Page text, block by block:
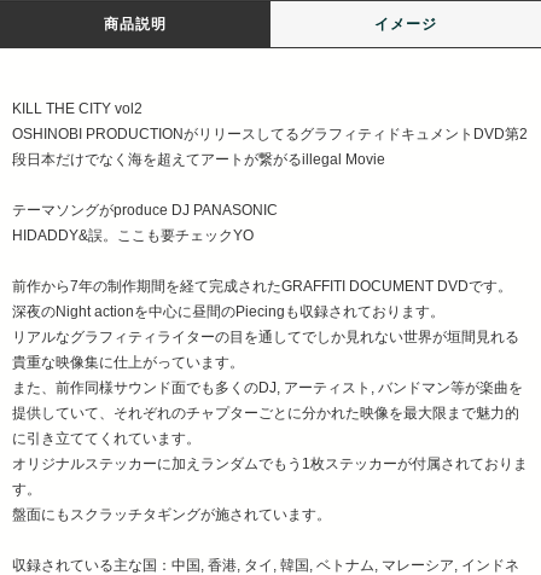
商品説明 イメージ
KILL THE CITY vol2
OSHINOBI PRODUCTIONがリリースしてるグラフィティドキュメントDVD第2
段日本だけでなく海を超えてアートが繋がるillegal Movie
テーマソングがproduce DJ PANASONIC
HIDADDY&誤。ここも要チェックYO
前作から7年の制作期間を経て完成されたGRAFFITI DOCUMENT DVDです。
深夜のNight actionを中心に昼間のPiecingも収録されております。
リアルなグラフィティライターの目を通してでしか見れない世界が垣間見れる
貴重な映像集に仕上がっています。
また、前作同様サウンド面でも多くのDJ, アーティスト, バンドマン等が楽曲を
提供していて、それぞれのチャプターごとに分かれた映像を最大限まで魅力的
に引き立ててくれています。
オリジナルステッカーに加えランダムでもう1枚ステッカーが付属されておりま
す。
盤面にもスクラッチタギングが施されています。
収録されている主な国：中国, 香港, タイ, 韓国, ベトナム, マレーシア, インドネ